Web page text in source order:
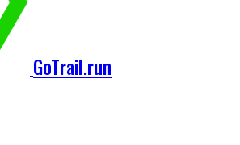
GoTrail.run